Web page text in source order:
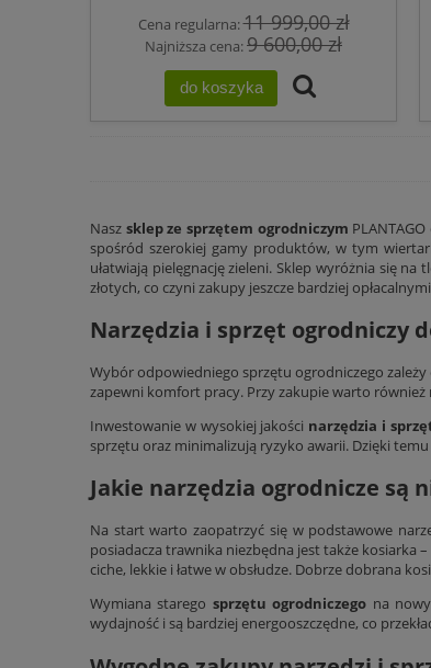
Cena regularna:11 999,00 zł
Najniższa cena:9 600,00 zł
do koszyka
Nasz sklep ze sprzętem ogrodniczym
spośród szerokiej gamy produktów, w tym
ułatwiają pielęgnację zieleni. Sklep wyróżnia się
złotych, co czyni zakupy jeszcze bardziej
Narzędzia i sprzęt ogrodniczy
Wybór odpowiedniego sprzętu ogrodniczego
zapewni komfort pracy. Przy zakupie warto
Inwestowanie w wysokiej jakości narzędzia i
sprzętu oraz minimalizują ryzyko awarii. Dzięki
Jakie narzędzia ogrodnicze są
Na start warto zaopatrzyć się w podstawowe
posiadacza trawnika niezbędna jest także kosiarka
ciche, lekkie i łatwe w obsłudze. Dobrze dobrana
Wymiana starego sprzętu ogrodniczego na
wydajność i są bardziej energooszczędne, co